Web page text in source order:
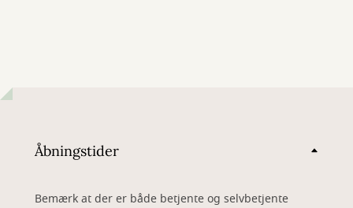
Åbningstider
Bemærk at der er både betjente og selvbetjente